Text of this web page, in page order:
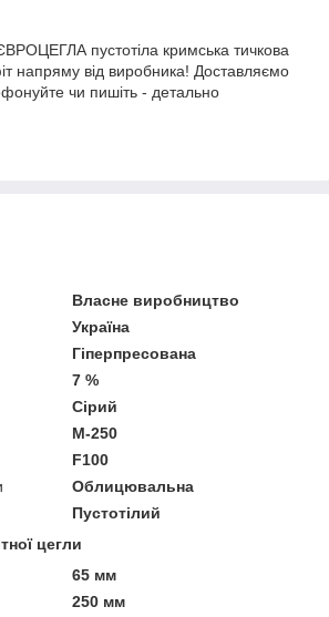
пустотіла кримська тичкова
напряму від виробника! Доставляємо
чи пишіть - детально
Власне виробництво
Україна
Гіперпресована
7 %
Сірий
М-250
F100
Облицювальна
Пустотілий
цегли
65 мм
250 мм